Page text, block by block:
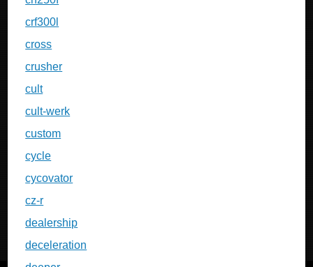
crf300l
cross
crusher
cult
cult-werk
custom
cycle
cycovator
cz-r
dealership
deceleration